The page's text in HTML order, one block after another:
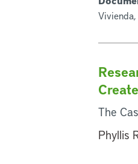
The
Phyllis